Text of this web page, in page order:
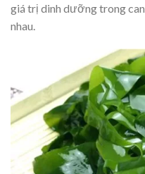
giá trị dinh dưỡng trong
nhau.